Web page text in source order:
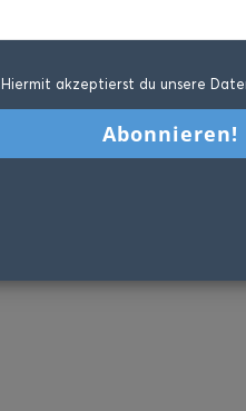
Hiermit akzeptierst du unsere